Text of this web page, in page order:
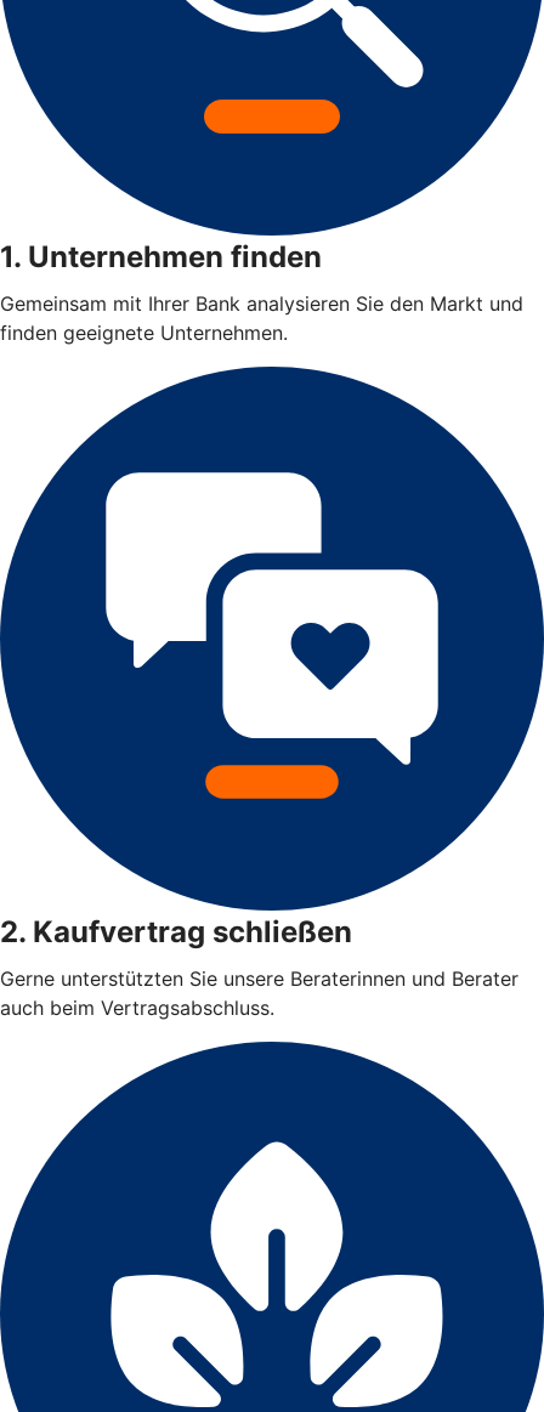
1. Unternehmen finden
Gemeinsam mit Ihrer Bank analysieren Sie den Markt und
finden geeignete Unternehmen.
2. Kaufvertrag schließen
Gerne unterstützten Sie unsere Beraterinnen und Berater
auch beim Vertragsabschluss.